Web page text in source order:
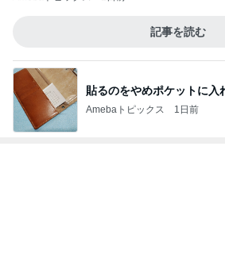
記事を読む
貼るのをやめポケットに入
Amebaトピックス 1日前